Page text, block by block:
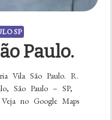
SP
Paulo.
Vila São Paulo. R.
São Paulo – SP,
no Google Maps